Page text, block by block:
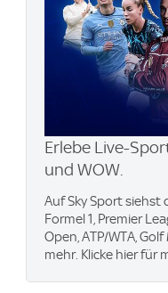
Erlebe Live-
und WOW.
Auf Sky Sport siehst
Formel 1, Premier
Open, ATP/WTA,
mehr. Klicke hier für